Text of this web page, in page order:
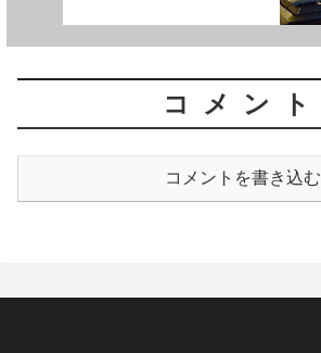
コメント
コメントを書き込む